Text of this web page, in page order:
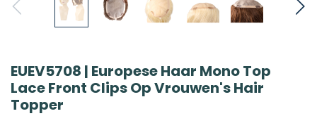
EUEV5708 | Europese Haar Mono Top
Lace Front Clips Op Vrouwen's Hair
Topper